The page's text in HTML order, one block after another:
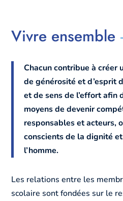
Vivre ensemble
Chacun contribue à créer
de générosité et d’esprit
et de sens de l’effort afin
moyens de devenir
responsables et acteurs,
conscients de la dignité
l’homme.
Les relations entre les
scolaire sont fondées sur le